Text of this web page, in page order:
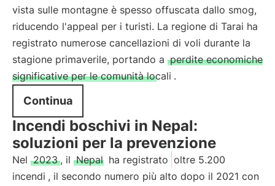
vista sulle montagne è spesso offuscata dallo smog,
riducendo l'appeal per i turisti. La regione di Tarai ha
registrato numerose cancellazioni di voli durante la
stagione primaverile, portando a perdite economiche
significative per le comunità locali .
Continua
Incendi boschivi in Nepal:
soluzioni per la prevenzione
Nel 2023 , il Nepal ha registrato oltre 5.200
incendi , il secondo numero più alto dopo il 2021 con